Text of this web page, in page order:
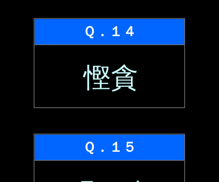
Ｑ．１４
慳貪
Ｑ．１５